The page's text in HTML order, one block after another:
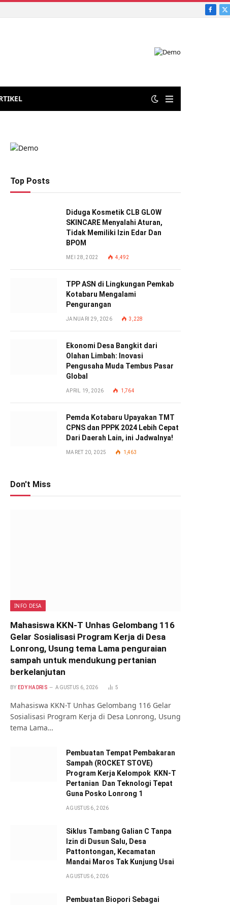
sampah untuk mendukung pertanian berkelanjutan
X
Top Posts
Diduga Kosmetik CLB GLOW
SKINCARE Menyalahi Aturan,
Tidak Memiliki Izin Edar Dan
BPOM
MEI 28, 2022 4,492
TPP ASN di Lingkungan Pemkab
Kotabaru Mengalami
Pengurangan
JANUARI 29, 2026 3,228
Ekonomi Desa Bangkit dari
Olahan Limbah: Inovasi
Pengusaha Muda Tembus Pasar
Global
APRIL 19, 2026 1,764
Pemda Kotabaru Upayakan TMT
CPNS dan PPPK 2024 Lebih Cepat
Dari Daerah Lain, ini Jadwalnya!
MARET 20, 2025 1,463
Don't Miss
INFO DESA
Mahasiswa KKN-T Unhas Gelombang 116
Gelar Sosialisasi Program Kerja di Desa
Lonrong, Usung tema Lama penguraian
sampah untuk mendukung pertanian
berkelanjutan
BY EDY HADRIS AGUSTUS 6, 2026 5
Mahasiswa KKN-T Unhas Gelombang 116 Gelar
Sosialisasi Program Kerja di Desa Lonrong, Usung
tema Lama…
Pembuatan Tempat Pembakaran
Sampah (ROCKET STOVE)
Program Kerja Kelompok KKN-T
Pertanian Dan Teknologi Tepat
Guna Posko Lonrong 1
AGUSTUS 6, 2026
Siklus Tambang Galian C Tanpa
Izin di Dusun Salu, Desa
Pattontongan, Kecamatan
Mandai Maros Tak Kunjung Usai
AGUSTUS 6, 2026
Pembuatan Biopori Sebagai